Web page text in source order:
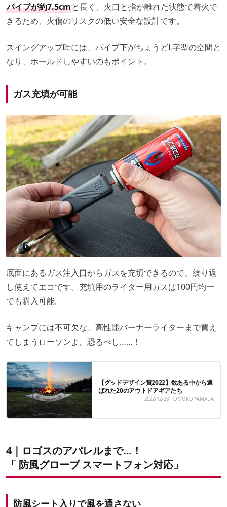
パイプが約7.5cmと長く、火口と指が離れた状態で着火で
きるため、火傷のリスクの低い安全な設計です。
スイングアップ時には、パイプ下がちょうどL字型の空間と
なり、ホールドしやすいのもポイント。
ガス充填が可能
底面にあるガス注入口からガスを充填できるので、繰り返
し使えてエコです。充填用のライター用ガスは100円均一
でも購入可能。
キャンプには不可欠な、高性能バーナーライターまで買え
てしまうローソンよ、恐るべし……！
【グッドデザイン賞2022】数ある中から選
ばれた20のアウトドアギアたち
2022/12/28 TOMOKO YAMADA
4｜ロゴスのアパレルまで…！
「 防風グローブ スマートフォン対応」
防風シート入りで風を通さない